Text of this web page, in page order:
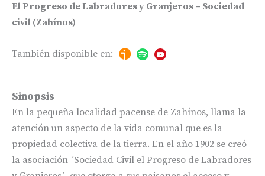
El Progreso de Labradores y Granjeros – Sociedad
civil (Zahínos)
También disponible en:
Sinopsis
En la pequeña localidad pacense de Zahínos, llama la
atención un aspecto de la vida comunal que es la
propiedad colectiva de la tierra. En el año 1902 se creó
la asociación ´Sociedad Civil el Progreso de Labradores